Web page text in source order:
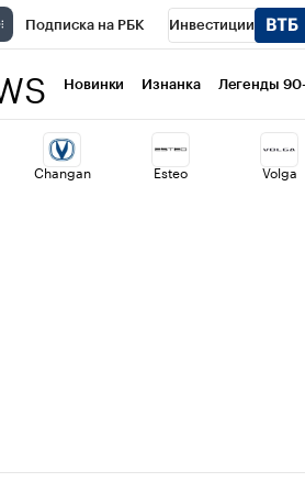
Подписка на РБК Инвестиции
Национальные проекты Город
Кредитные рейтинги Франшизы
Новинки Изнанка Легенды
Changan Esteo Volga